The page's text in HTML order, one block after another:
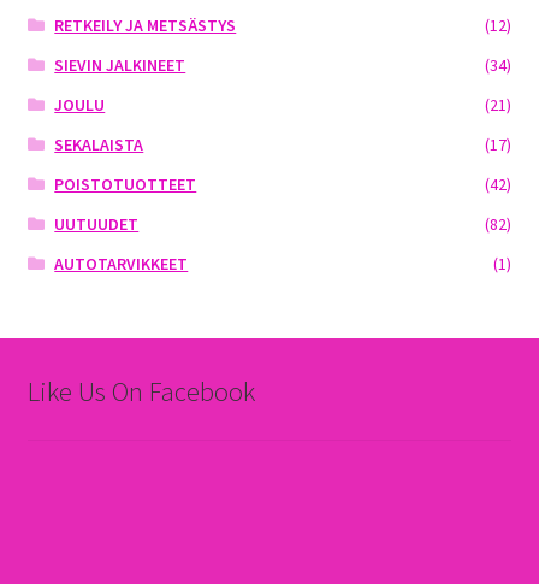
RETKEILY JA METSÄSTYS
(12)
SIEVIN JALKINEET
(34)
JOULU
(21)
SEKALAISTA
(17)
POISTOTUOTTEET
(42)
UUTUUDET
(82)
AUTOTARVIKKEET
(1)
Like Us On Facebook